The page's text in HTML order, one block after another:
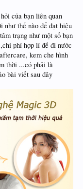
của bạn liên quan
như thế nào để đạt hiệu
trạng như một số bạn
phí hợp lí để đi nước
kem che hình
thời ...có phải là
bài viết sau đây